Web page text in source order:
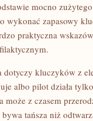
mocno
wykonać zapasowy
praktyczna
dotyczy kluczyków z
albo pilot działa
może z czasem
tańsza niż